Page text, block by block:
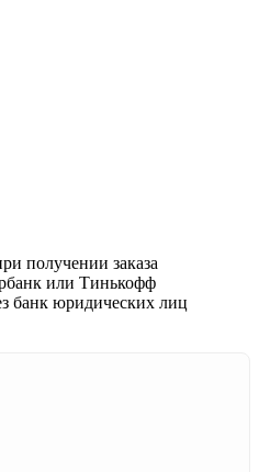
получении заказа
или Тинькофф
банк юридических лиц